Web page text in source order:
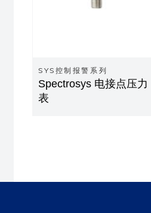
SYS控制报警系列
Spectrosys 电接点压力
表